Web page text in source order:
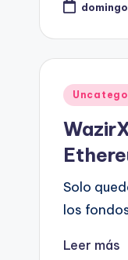
Publicado
Solo
los
Leer más